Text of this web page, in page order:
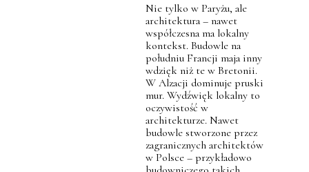
Nie tylko w Paryżu, ale
architektura – nawet
współczesna ma lokalny
kontekst. Budowle na
południu Francji maja inny
wdzięk niż te w Bretonii.
W Alzacji dominuje pruski
mur. Wydźwięk lokalny to
oczywistość w
architekturze. Nawet
budowle stworzone przez
zagranicznych architektów
w Polsce – przykładowo